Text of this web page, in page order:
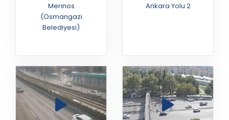
Merinos
(Osmangazi
Belediyesi)
Ankara Yolu 2